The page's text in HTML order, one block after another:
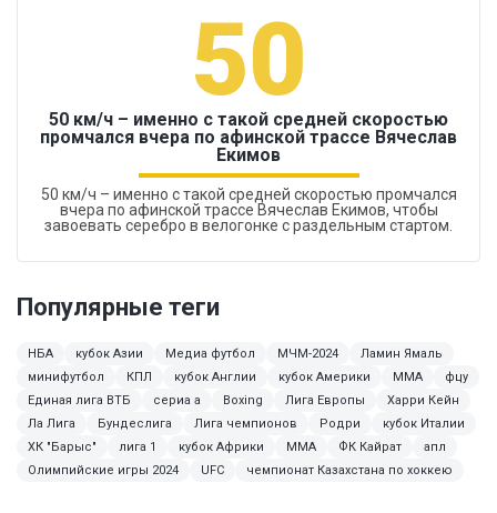
50
50 км/ч – именно с такой средней скоростью
промчался вчера по афинской трассе Вячеслав
Екимов
50 км/ч – именно с такой средней скоростью промчался
вчера по афинской трассе Вячеслав Екимов, чтобы
завоевать серебро в велогонке с раздельным стартом.
Популярные теги
НБА кубок Азии Медиа футбол МЧМ-2024
Ламин Ямаль
минифутбол
КПЛ кубок Англии кубок Америки ММА
фцу
Единая лига ВТБ
сериа а Boxing Лига Европы
Харри Кейн
Ла Лига
Бундеслига Лига чемпионов Родри
кубок Италии
ХК "Барыс"
лига 1 кубок Африки MMA ФК Кайрат
апл
Олимпийские игры 2024
UFC чемпионат Казахстана по хоккею